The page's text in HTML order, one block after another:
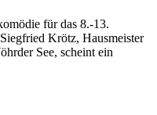
für das 8.-13.
Krötz, Hausmeister
See, scheint ein